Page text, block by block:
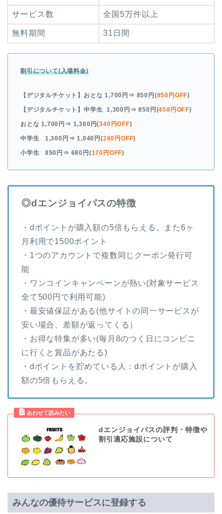
サービス数 全国5万件以上
無料期間 31日間
割引について(入場料金)
【デジタルチケット】おとな1,700円 ⇒ 850円(850円OFF)
【デジタルチケット】中学生1,300円 ⇒ 850円(450円OFF)
おとな1,700円 ⇒ 1,360円(340円OFF)
中学生 1,300円 ⇒ 1,040円(260円OFF)
小学生 850円 ⇒ 680円(170円OFF)
◎dエンジョイパスの特徴
・dポイントが購入額の5倍もらえる。また6ヶ
月利用で1500ポイント
・1つのアカウントで複数同じクーポン発行可
能
・ワンコインキャンペーンが熱い(対象サービス
全て500円で利用可能)
・最安値保証がある(他サイトの同一サービスが
安い場合、差額が返ってくる）
・お得な特集が多い(毎月8のつく日にコンビニ
に行くと賞品があたる)
・dポイントを貯めている人：dポイントが購入
額の5倍もらえる。
dエンジョイパスの評判・特徴や
割引適応施設について
みんなの優待サービスに登録する